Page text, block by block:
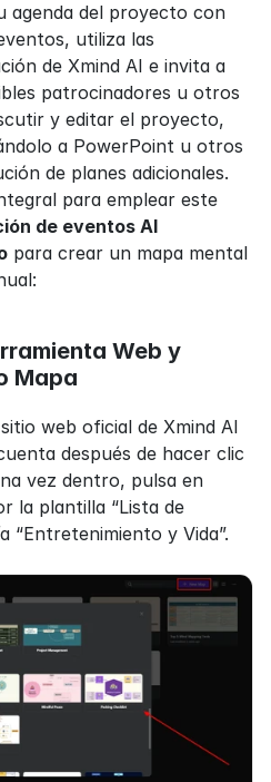
agenda del proyecto con
utiliza las
de Xmind AI e invita a
patrocinadores u otros
y editar el proyecto,
a PowerPoint u otros
de planes adicionales.
de eventos AI
para crear un mapa mental
Web y
Mapa
web oficial de Xmind AI
después de hacer clic
vez dentro, pulsa en
la plantilla “Lista de
“Entretenimiento y Vida”.